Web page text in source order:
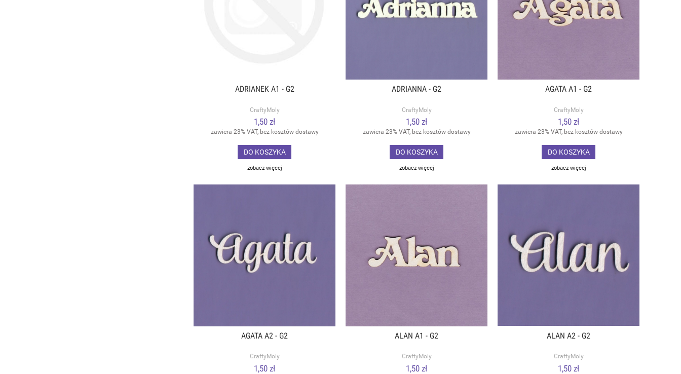
ADRIANEK A1 - G2
CraftyMoly
1,50 zł
zawiera 23% VAT, bez kosztów dostawy
DO KOSZYKA
zobacz więcej
ADRIANNA - G2
CraftyMoly
1,50 zł
zawiera 23% VAT, bez kosztów dostawy
DO KOSZYKA
zobacz więcej
AGATA A1 - G2
CraftyMoly
1,50 zł
zawiera 23% VAT, bez kosztów dostawy
DO KOSZYKA
zobacz więcej
AGATA A2 - G2
CraftyMoly
1,50 zł
ALAN A1 - G2
CraftyMoly
1,50 zł
ALAN A2 - G2
CraftyMoly
1,50 zł